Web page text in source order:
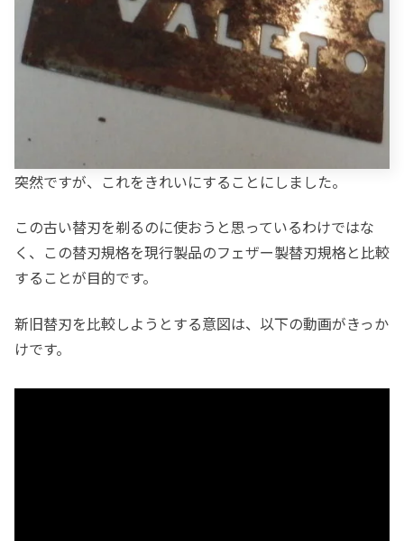
突然ですが、これをきれいにすることにしました。
この古い替刃を剃るのに使おうと思っているわけではな
く、この替刃規格を現行製品のフェザー製替刃規格と比較
することが目的です。
新旧替刃を比較しようとする意図は、以下の動画がきっか
けです。